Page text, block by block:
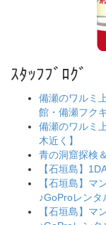
ｽﾀｯﾌﾌﾞﾛｸﾞ
備瀬のワルミ
館・備瀬フク
備瀬のワルミ
木近く】
青の洞窟探検
【石垣島】
【石垣島】マ
♪GoProレンタ
【石垣島】マ